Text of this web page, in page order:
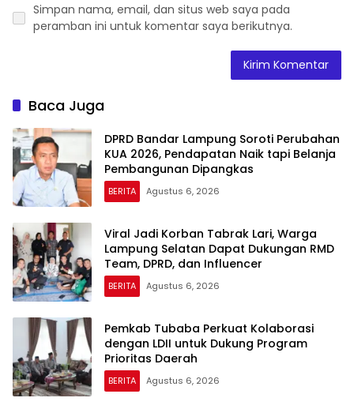
Simpan nama, email, dan situs web saya pada
peramban ini untuk komentar saya berikutnya.
Baca Juga
DPRD Bandar Lampung Soroti Perubahan
KUA 2026, Pendapatan Naik tapi Belanja
Pembangunan Dipangkas
BERITA Agustus 6, 2026
Viral Jadi Korban Tabrak Lari, Warga
Lampung Selatan Dapat Dukungan RMD
Team, DPRD, dan Influencer
BERITA Agustus 6, 2026
Pemkab Tubaba Perkuat Kolaborasi
dengan LDII untuk Dukung Program
Prioritas Daerah
BERITA Agustus 6, 2026